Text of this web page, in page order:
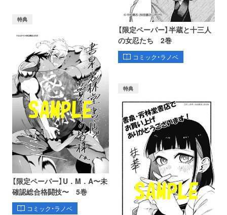
【限定ペーパー】半蔵と十三人
の女忍たち 2巻
コミック・ラノベ
特典
【限定ペーパー】U．M．A〜未
確認総合格闘技〜 5巻
コミック・ラノベ
特典